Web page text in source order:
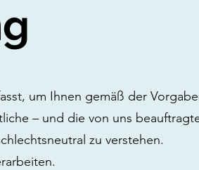
um Ihnen gemäß der
– und die von uns
zu verstehen.